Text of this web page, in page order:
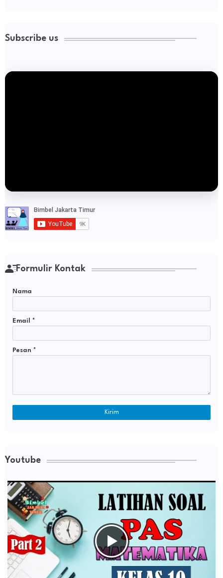
Subscribe us
Formulir Kontak
Nama
Email *
Pesan *
Youtube